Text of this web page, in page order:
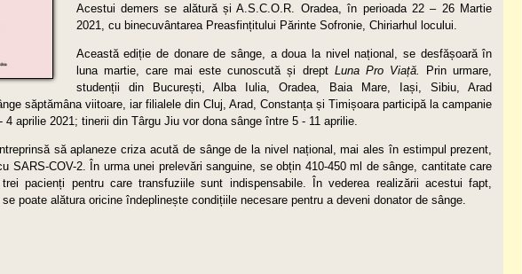
Acestui demers se alătură și A.S.C.O.R. Oradea, în perioada 22 – 26 Martie
2021, cu binecuvântarea Preasfințitului Părinte Sofronie, Chiriarhul locului.
Această ediție de donare de sânge, a doua la nivel național, se desfășoară în
luna martie, care mai este cunoscută și drept Luna Pro Viață. Prin urmare,
studenții din București, Alba Iulia, Oradea, Baia Mare, Iași, Sibiu, Arad
săptămâna viitoare, iar filialele din Cluj, Arad, Constanța și Timișoara participă la campanie
4 aprilie 2021; tinerii din Târgu Jiu vor dona sânge între 5 - 11 aprilie.
să aplaneze criza acută de sânge de la nivel național, mai ales în estimpul prezent,
SARS-COV-2. În urma unei prelevări sanguine, se obțin 410-450 ml de sânge, cantitate care
pacienți pentru care transfuziile sunt indispensabile. În vederea realizării acestui fapt,
poate alătura oricine îndeplinește condițiile necesare pentru a deveni donator de sânge.